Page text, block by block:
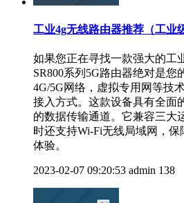
工业4g无线路由器推荐（工业
如果您正在寻找一款强大的工
SR800系列5G路由器绝对是您
4G/5G网络，虚拟专用网等技
接入方式。这款设备具有全面
的数据传输通道。它兼容三大
时还支持Wi-Fi无线局域网，
体验。
2023-02-07 09:20:53 admin 138